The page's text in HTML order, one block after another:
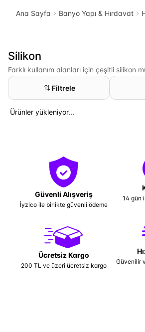
Ana Sayfa Banyo Yapı & Hırdavat
Silikon
Farklı kullanım alanları için çeşitli silikon
Filtrele
Ürünler yükleniyor...
Güvenli Alışveriş
İyzico ile birlikte güvenli ödeme
14 gün
Ücretsiz Kargo
200 TL ve üzeri ücretsiz kargo
Güvenilir